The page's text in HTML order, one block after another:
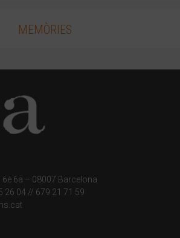
MEMÒRIES
6è 6a – 08007 Barcelona
26 04 // 679 21 71 59